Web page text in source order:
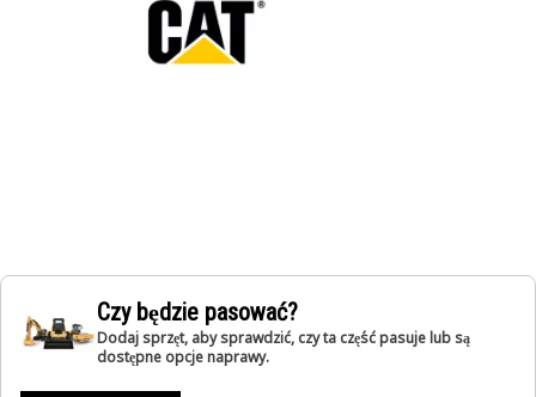
Czy będzie pasować?
Dodaj sprzęt, aby sprawdzić, czy ta część pasuje lub są
dostępne opcje naprawy.